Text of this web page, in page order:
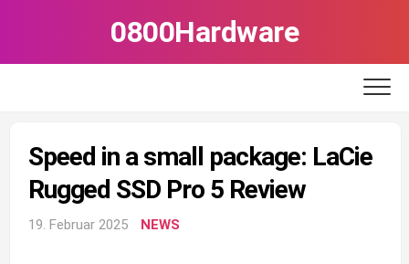
0800Hardware
Speed in a small package: LaCie
Rugged SSD Pro 5 Review
19. Februar 2025 NEWS